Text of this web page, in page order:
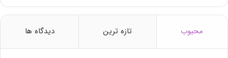
محبوب تازه ترین دیدگاه ها